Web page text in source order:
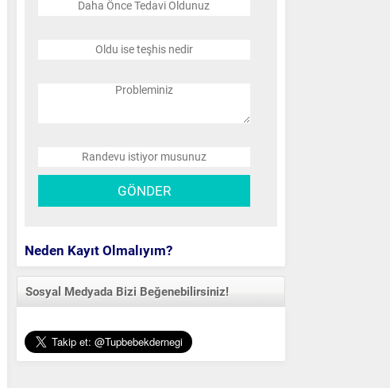
Neden Kayıt Olmalıyım?
Sosyal Medyada Bizi Beğenebilirsiniz!